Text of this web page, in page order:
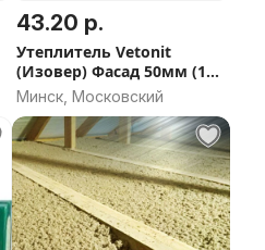
43.20 р.
Утеплитель Vetonit
(Изовер) Фасад 50мм (135
плотность) - СКИДКА ОТ
ОБЬЕМА
Минск, Московский